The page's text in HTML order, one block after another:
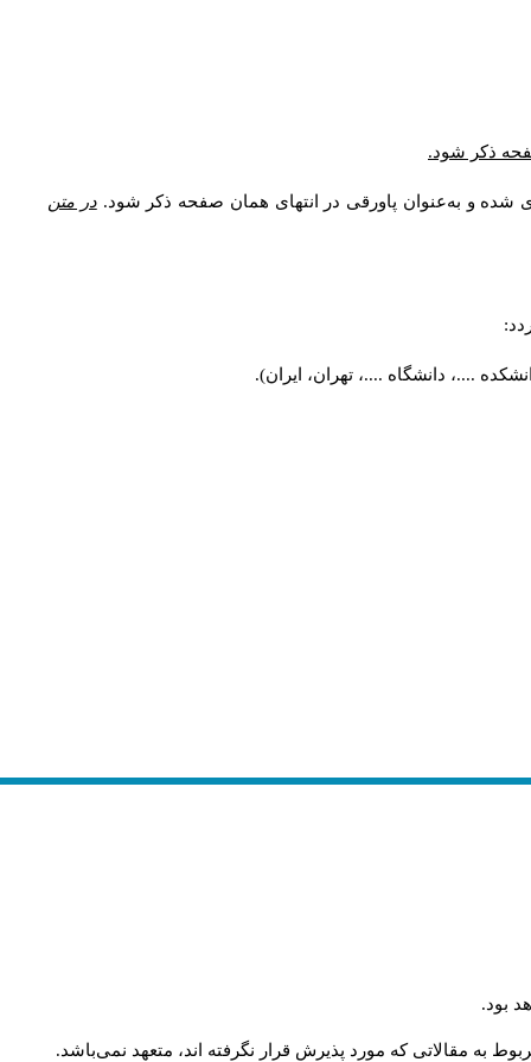
ذکر شود.
شده و به‌عنوان پاورقی در انتهای همان صفحه ذکر شود. در متن
....، دانشگاه ....، تهران، ایران).
بود.
به مقالاتی که مورد پذیرش قرار نگرفته اند، متعهد نمی‌باشد.